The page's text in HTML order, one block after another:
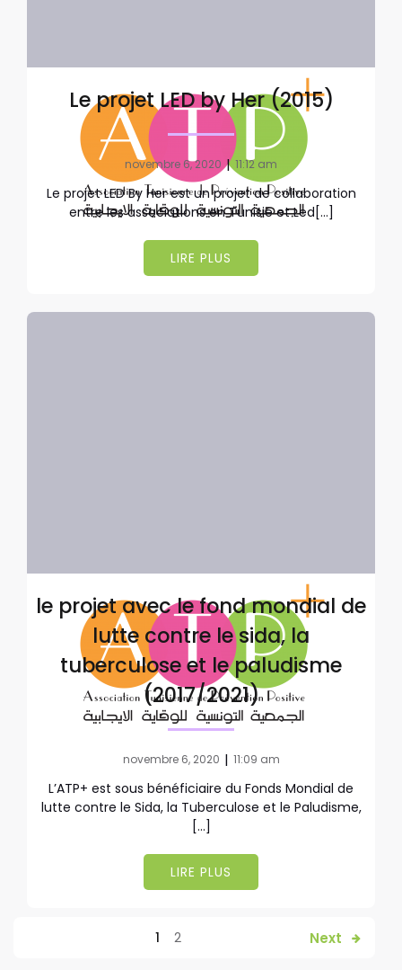
Le projet LED by Her (2015)
novembre 6, 2020 | 11:12 am
Le projet LED By Her est un projet de collaboration
entre les associations en Tunisie et Led[…]
LIRE PLUS
le projet avec le fond mondial de
lutte contre le sida, la
tuberculose et le paludisme
(2017/2021)
novembre 6, 2020 | 11:09 am
L’ATP+ est sous bénéficiaire du Fonds Mondial de
lutte contre le Sida, la Tuberculose et le Paludisme,
[…]
LIRE PLUS
1 2 Next